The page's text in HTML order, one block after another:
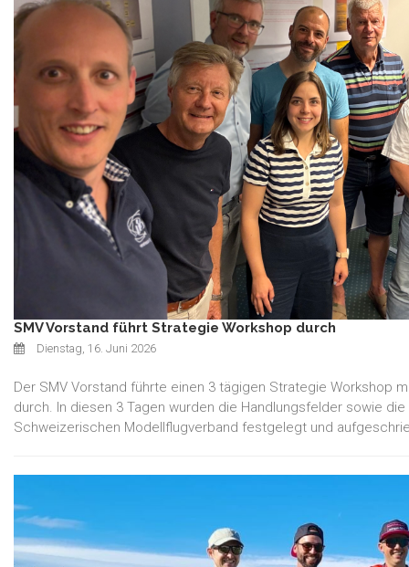
SMV Vorstand führt Strategie Workshop durch
Dienstag, 16. Juni 2026
Der SMV Vorstand führte einen 3 tägigen Strategie Workshop
durch. In diesen 3 Tagen wurden die Handlungsfelder sowie
Schweizerischen Modellflugverband festgelegt und